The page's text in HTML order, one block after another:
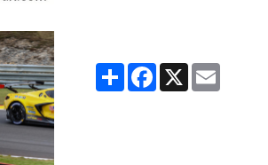
PartagerFacebook
X